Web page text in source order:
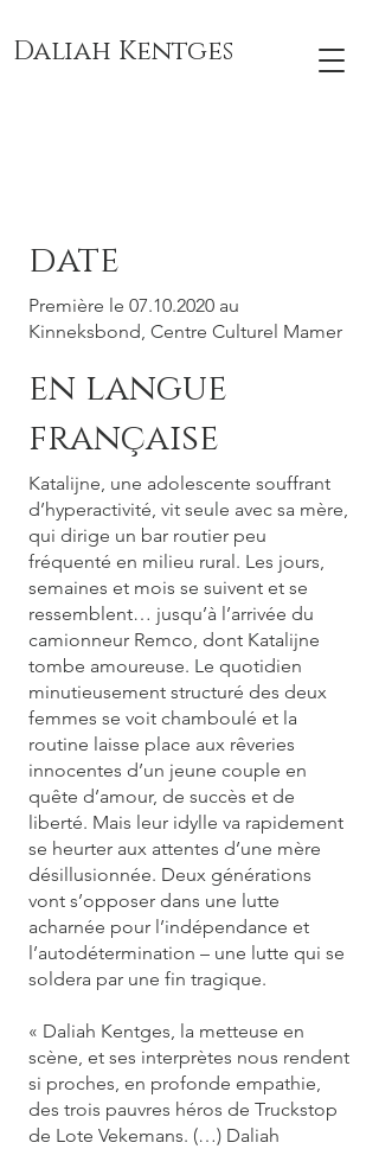
Daliah Kentges
date
Première le 07.10.2020 au
Kinneksbond, Centre Culturel Mamer
en langue
française
Katalijne, une adolescente souffrant
d’hyperactivité, vit seule avec sa mère,
qui dirige un bar routier peu
fréquenté en milieu rural. Les jours,
semaines et mois se suivent et se
ressemblent… jusqu’à l’arrivée du
camionneur Remco, dont Katalijne
tombe amoureuse. Le quotidien
minutieusement structuré des deux
femmes se voit chamboulé et la
routine laisse place aux rêveries
innocentes d’un jeune couple en
quête d’amour, de succès et de
liberté. Mais leur idylle va rapidement
se heurter aux attentes d’une mère
désillusionnée. Deux générations
vont s’opposer dans une lutte
acharnée pour l’indépendance et
l’autodétermination – une lutte qui se
soldera par une fin tragique.
« Daliah Kentges, la metteuse en
scène, et ses interprètes nous rendent
si proches, en profonde empathie,
des trois pauvres héros de Truckstop
de Lote Vekemans. (…) Daliah